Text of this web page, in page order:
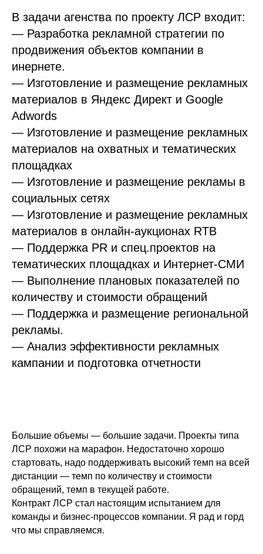
В задачи агенства по проекту ЛСР входит:
— Разработка рекламной стратегии по
продвижения объектов компании в
инернете.
— Изготовление и размещение рекламных
материалов в Яндекс Директ и Google
Adwords
— Изготовление и размещение рекламных
материалов на охватных и тематических
площадках
— Изготовление и размещение рекламы в
социальных сетях
— Изготовление и размещение рекламных
материалов в онлайн-аукционах RTB
— Поддержка PR и спец.проектов на
тематических площадках и Интернет-СМИ
— Выполнение плановых показателей по
количеству и стоимости обращений
— Поддержка и размещение региональной
рекламы.
— Анализ эффективности рекламных
кампании и подготовка отчетности
Большие объемы — большие задачи. Проекты типа
ЛСР похожи на марафон. Недостаточно хорошо
стартовать, надо поддерживать высокий темп на всей
дистанции — темп по количеству и стоимости
обращений, темп в текущей работе.
Контракт ЛСР стал настоящим испытанием для
команды и бизнес-процессов компании. Я рад и горд
что мы справляемся.